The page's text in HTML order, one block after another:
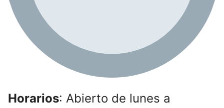
Horarios: Abierto de lunes a